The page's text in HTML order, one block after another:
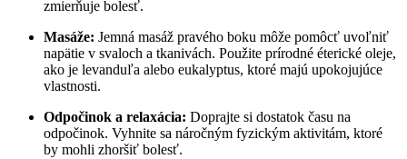
zmierňuje bolesť.
Masáže: Jemná masáž pravého boku môže pomôcť uvoľniť
napätie v svaloch a tkanivách. Použite prírodné éterické oleje,
ako je levanduľa alebo eukalyptus, ktoré majú upokojujúce
vlastnosti.
Odpočinok a relaxácia: Doprajte si dostatok času na
odpočinok. Vyhnite sa náročným fyzickým aktivitám, ktoré
by mohli zhoršiť bolesť.